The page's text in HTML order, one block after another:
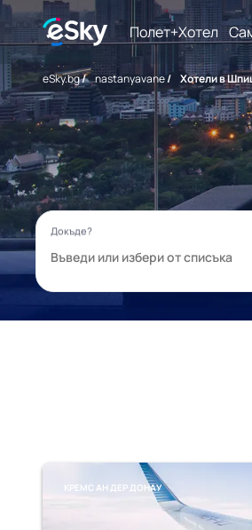
Полет+Хотел
eSky.bg/ nastanyavane/ Хотели в
КРЕМС АН ДЕР ДОНАУ